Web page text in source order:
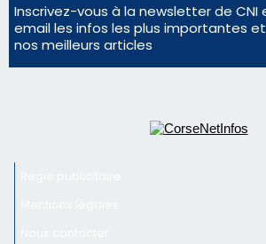
Nous contacter
© 2026 corsenetinfos